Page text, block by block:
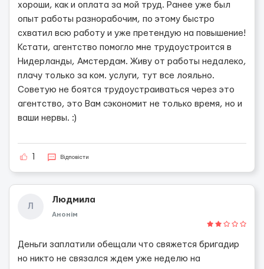
хороши, как и оплата за мой труд. Ранее уже был
опыт работы разнорабочим, по этому быстро
схватил всю работу и уже претендую на повышение!
Кстати, агентство помогло мне трудоустроится в
Нидерланды, Амстердам. Живу от работы недалеко,
плачу только за ком. услуги, тут все лояльно.
Советую не боятся трудоустраиваться через это
агентство, это Вам сэкономит не только время, но и
ваши нервы. :)
Відповісти
Л
Людмила
Анонім
Деньги заплатили обещали что свяжется бригадир
но никто не связался ждем уже неделю на